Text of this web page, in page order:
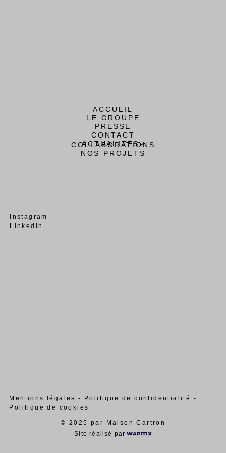
ACCUEIL
LE GROUPE
PRESSE
CONTACT
ACTUALITÉS
COLLABORATIONS
NOS PROJETS
Instagram
LinkedIn
Mentions légales - Politique de confidentialité
-
Politique de cookies
© 2025 par Maison Cartron
Site réalisé par